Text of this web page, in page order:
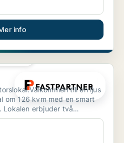
info
till en ljus
om 126 kvm med en smart
Lokalen erbjuder två